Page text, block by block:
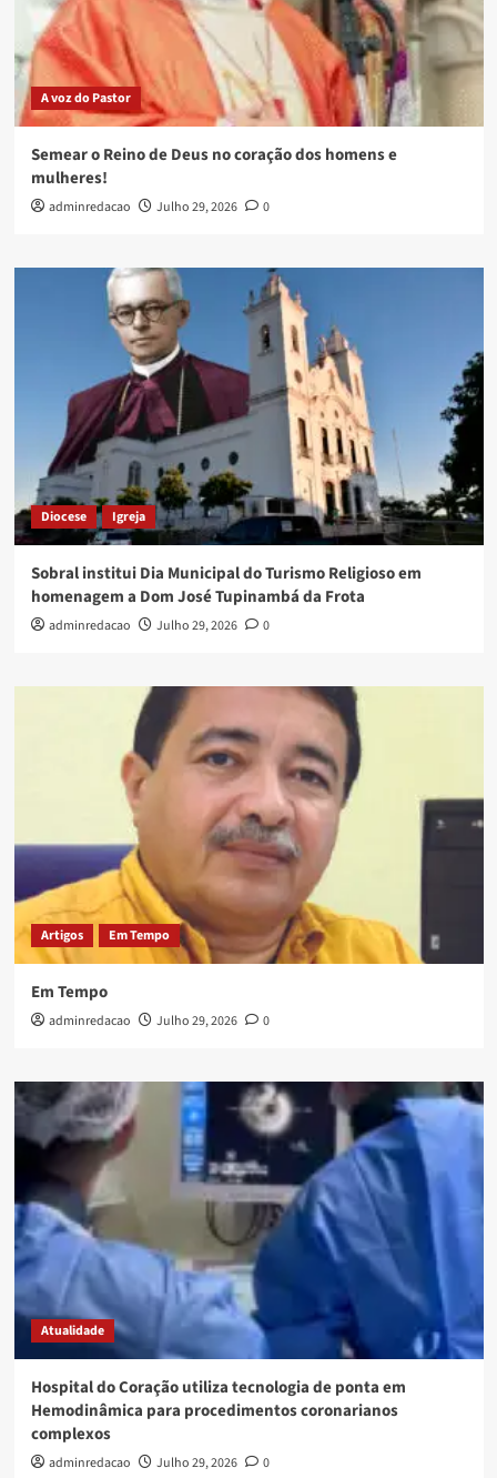
A voz do Pastor
Semear o Reino de Deus no coração dos homens e
mulheres!
adminredacao Julho 29, 2026 0
Diocese Igreja
Sobral institui Dia Municipal do Turismo Religioso em
homenagem a Dom José Tupinambá da Frota
adminredacao Julho 29, 2026 0
Artigos Em Tempo
Em Tempo
adminredacao Julho 29, 2026 0
Atualidade
Hospital do Coração utiliza tecnologia de ponta em
Hemodinâmica para procedimentos coronarianos
complexos
adminredacao Julho 29, 2026 0